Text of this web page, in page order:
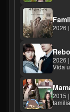
2026
2026
Vida
2015